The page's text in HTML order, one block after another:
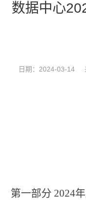
数据中心
日期：2024-03-14
第一部分 2024